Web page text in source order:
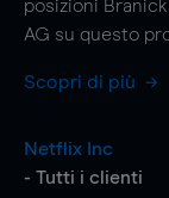
posizioni
AG su questo
Scopri di più
Netflix Inc
- Tutti i clienti